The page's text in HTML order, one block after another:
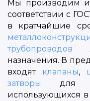
Мы производим
соответствии с
в кратчайшие
трубопроводов
назначения. В
входят клапаны,
затворы
для
использующихся